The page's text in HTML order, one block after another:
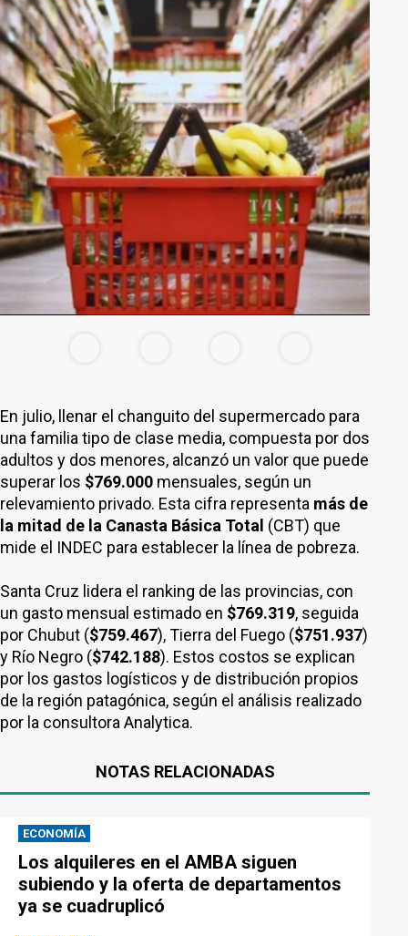
En julio, llenar el changuito del supermercado para
una familia tipo de clase media, compuesta por dos
adultos y dos menores, alcanzó un valor que puede
superar los $769.000 mensuales, según un
relevamiento privado. Esta cifra representa más de
la mitad de la Canasta Básica Total (CBT) que
mide el INDEC para establecer la línea de pobreza.
Santa Cruz lidera el ranking de las provincias, con
un gasto mensual estimado en $769.319, seguida
por Chubut ($759.467), Tierra del Fuego ($751.937)
y Río Negro ($742.188). Estos costos se explican
por los gastos logísticos y de distribución propios
de la región patagónica, según el análisis realizado
por la consultora Analytica.
NOTAS RELACIONADAS
ECONOMÍA
Los alquileres en el AMBA siguen
subiendo y la oferta de departamentos
ya se cuadruplicó